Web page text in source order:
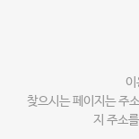
이
찾으시는 페이지는 주
지 주소